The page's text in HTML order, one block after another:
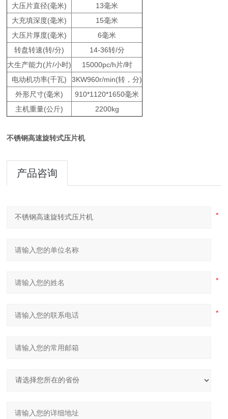
大压片直径(毫米)
13毫米
大充填深度(毫米)
15毫米
大压片厚度(毫米)
6毫米
转盘转速(转/分)
14-36转/分
大生产能力(片/小时)
15000pc/h片/时
电动机功率(千瓦)
3KW960r/min(转，分)
外形尺寸(毫米)
910*1120*1650毫米
主机重量(公斤)
2200kg
不锈钢高速旋转式压片机
产品咨询